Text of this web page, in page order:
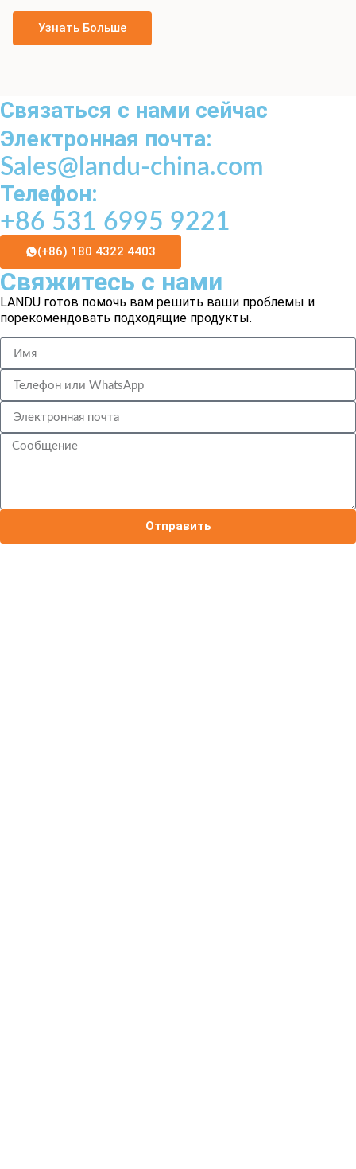
Узнать Больше
Связаться с нами сейчас
Электронная почта:
Sales@landu-china.com
Телефон:
+86 531 6995 9221
(+86) 180 4322 4403
Свяжитесь с нами
LANDU готов помочь вам решить ваши проблемы и
порекомендовать подходящие продукты.
Отправить